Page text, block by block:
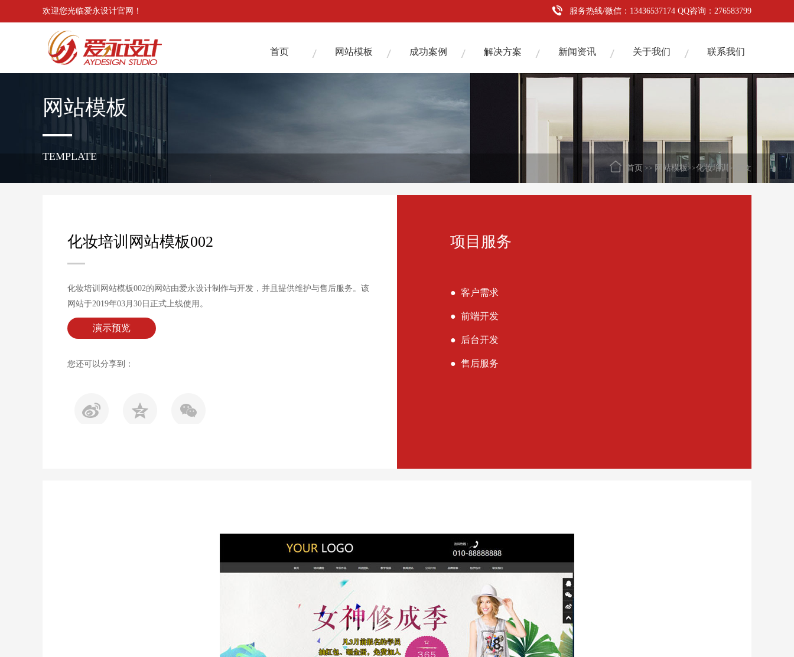
欢迎您光临爱永设计官网！ 服务热线/微信：13436537174 QQ咨询：276583799
首页 网站模板 成功案例 解决方案 新闻资讯 关于我们 联系我们
网站模板
TEMPLATE
首页 >> 网站模板>>化妆培训 >>正文
化妆培训网站模板002
化妆培训网站模板002的网站由爱永设计制作与开发，并且提供维护与售后服务。该
网站于2019年03月30日正式上线使用。
演示预览
您还可以分享到：
项目服务
● 客户需求
● 前端开发
● 后台开发
● 售后服务